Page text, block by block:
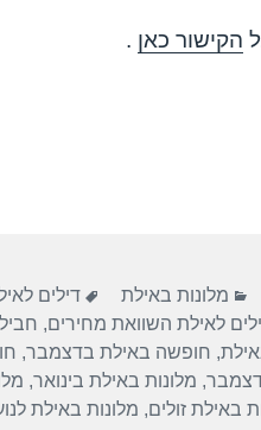
הקישור כאן .
קטגוריות
מלונות באילת תגיות
דילים
לאילת השוואת מחירים,
, חופשה באילת בדצמבר,
, מלונות באילת בינואר,
באילת זולים, מלונות באילת